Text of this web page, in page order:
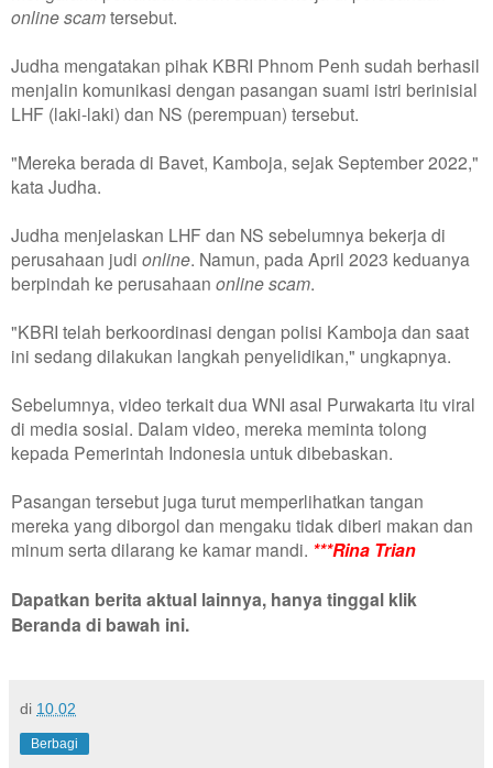
online scamtersebut.
Judha mengatakan pihak KBRI Phnom Penh sudah berhasil
menjalin komunikasi dengan pasangan suami istri berinisial
LHF (laki-laki) dan NS (perempuan) tersebut.
"Mereka berada di Bavet, Kamboja, sejak September 2022,"
kata Judha.
Judha menjelaskan LHF dan NS sebelumnya bekerja di
perusahaan judi online. Namun, pada April 2023 keduanya
berpindah ke perusahaan online scam.
"KBRI telah berkoordinasi dengan polisi Kamboja dan saat
ini sedang dilakukan langkah penyelidikan," ungkapnya.
Sebelumnya, video terkait dua WNI asal Purwakarta itu viral
di media sosial. Dalam video, mereka meminta tolong
kepada Pemerintah Indonesia untuk dibebaskan.
Pasangan tersebut juga turut memperlihatkan tangan
mereka yang diborgol dan mengaku tidak diberi makan dan
minum serta dilarang ke kamar mandi. ***Rina Trian
Dapatkan berita aktual lainnya, hanya tinggal klik
Beranda di bawah ini.
di 10.02
Berbagi